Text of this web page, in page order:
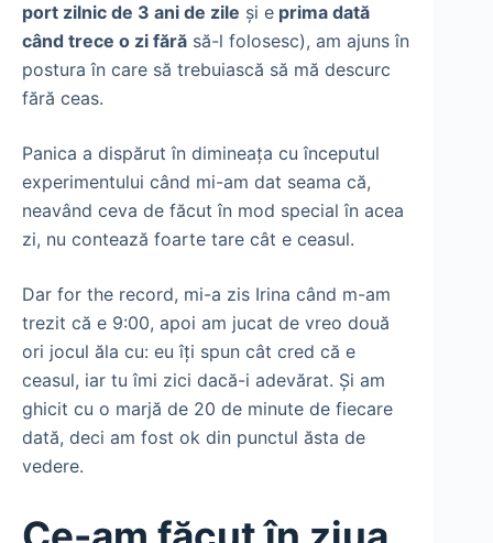
port zilnic de 3 ani de zile și e prima dată
când trece o zi fără să-l folosesc), am ajuns în
postura în care să trebuiască să mă descurc
fără ceas.
Panica a dispărut în dimineața cu începutul
experimentului când mi-am dat seama că,
neavând ceva de făcut în mod special în acea
zi, nu contează foarte tare cât e ceasul.
Dar for the record, mi-a zis Irina când m-am
trezit că e 9:00, apoi am jucat de vreo două
ori jocul ăla cu: eu îți spun cât cred că e
ceasul, iar tu îmi zici dacă-i adevărat. Și am
ghicit cu o marjă de 20 de minute de fiecare
dată, deci am fost ok din punctul ăsta de
vedere.